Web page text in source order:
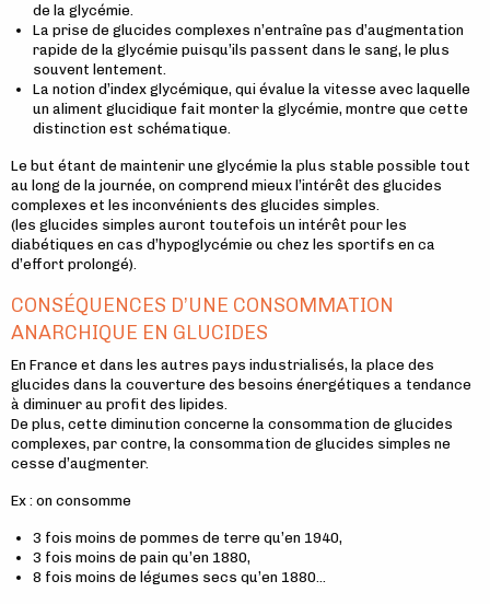
de la glycémie.
La prise de glucides complexes n’entraîne pas d’augmentation
rapide de la glycémie puisqu’ils passent dans le sang, le plus
souvent lentement.
La notion d’index glycémique, qui évalue la vitesse avec laquelle
un aliment glucidique fait monter la glycémie, montre que cette
distinction est schématique.
Le but étant de maintenir une glycémie la plus stable possible tout
au long de la journée, on comprend mieux l’intérêt des glucides
complexes et les inconvénients des glucides simples.
(les glucides simples auront toutefois un intérêt pour les
diabétiques en cas d’hypoglycémie ou chez les sportifs en ca
d’effort prolongé).
CONSÉQUENCES D’UNE CONSOMMATION
ANARCHIQUE EN GLUCIDES
En France et dans les autres pays industrialisés, la place des
glucides dans la couverture des besoins énergétiques a tendance
à diminuer au profit des lipides.
De plus, cette diminution concerne la consommation de glucides
complexes, par contre, la consommation de glucides simples ne
cesse d’augmenter.
Ex : on consomme
3 fois moins de pommes de terre qu’en 1940,
3 fois moins de pain qu’en 1880,
8 fois moins de légumes secs qu’en 1880…